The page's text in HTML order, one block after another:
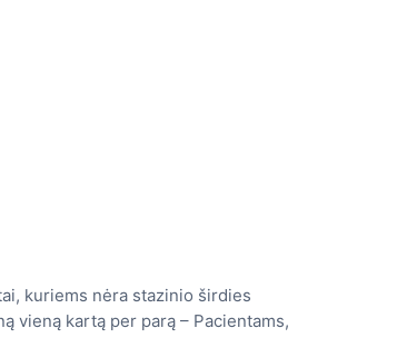
kuriems nėra stazinio širdies
vieną kartą per parą – Pacientams,